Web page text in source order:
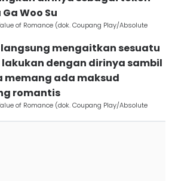
Woo Su
of Romance (dok. Coupang Play/Absolute
langsung mengaitkan sesuatu
lakukan dengan dirinya sambil
memang ada maksud
romantis
of Romance (dok. Coupang Play/Absolute